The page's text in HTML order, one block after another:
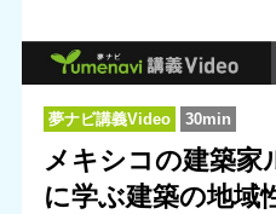
夢ナビ講義Video 30min
メキシコの建築家
に学ぶ建築の地域